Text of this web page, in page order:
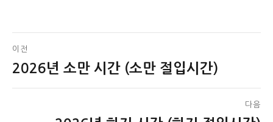
글
탐
이전
이
2026년 소만 시간 (소만 절입시간)
다음